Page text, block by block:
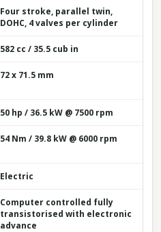
Four stroke, parallel twin,
DOHC, 4 valves per cylinder
582 cc / 35.5 cub in
72 x 71.5 mm
50 hp / 36.5 kW @ 7500 rpm
54 Nm / 39.8 kW @ 6000 rpm
Electric
Computer controlled fully
transistorised with electronic
advance